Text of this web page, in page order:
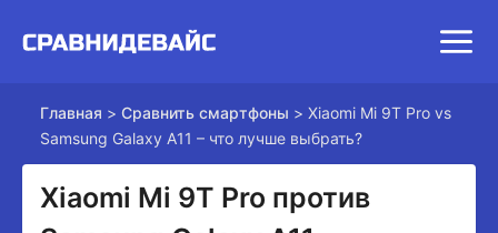
Главная > Сравнить смартфоны > Xiaomi Mi 9T Pro vs
Samsung Galaxy A11 – что лучше выбрать?
Xiaomi Mi 9T Pro против